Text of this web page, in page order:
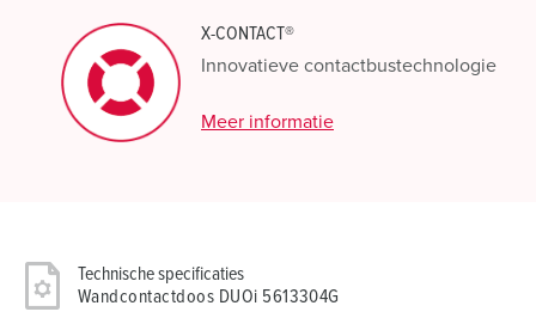
X-CONTACT®
Innovatieve contactbustechnologie
Meer informatie
Technische specificaties
Wandcontactdoos DUOi 5613304G